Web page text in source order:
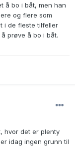
å bo i båt, men han
og flere som
i de fleste tilfeller
prøve å bo i båt.
hvor det er plenty
idag ingen grunn til